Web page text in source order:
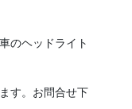
のヘッドライト
す。お問合せ下
言われる巨大な山車が